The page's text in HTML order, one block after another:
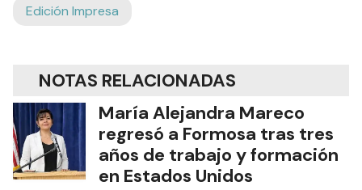
Edición Impresa
NOTAS RELACIONADAS
María Alejandra Mareco
regresó a Formosa tras tres
años de trabajo y formación
en Estados Unidos